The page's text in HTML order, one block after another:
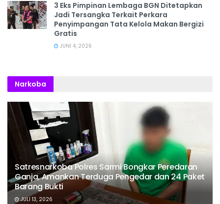
3 Eks Pimpinan Lembaga BGN Ditetapkan
Jadi Tersangka Terkait Perkara
Penyimpangan Tata Kelola Makan Bergizi
Gratis
JUNI 4, 2026
Narkoba
Satresnarkoba Polres Sarmi Bongkar Peredaran
Ganja, Amankan Terduga Pengedar dan 24 Paket
Barang Bukti
JULI 13, 2026